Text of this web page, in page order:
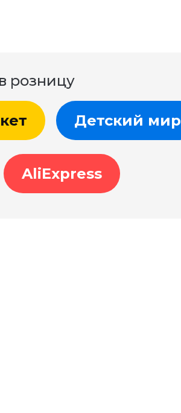
розницу
Детский мир
AliExpress